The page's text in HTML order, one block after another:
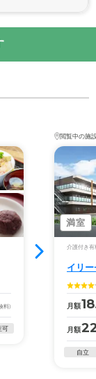
料)
可
閲覧中の施
満室
介護付き有
イリ
月額
月額
自立